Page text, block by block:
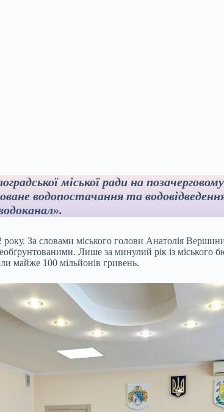
міської ради на
водопостачання та
року. За словами міського голови Анатолія
Лише за минулий рік із міського
майже 100 мільйонів гривень.